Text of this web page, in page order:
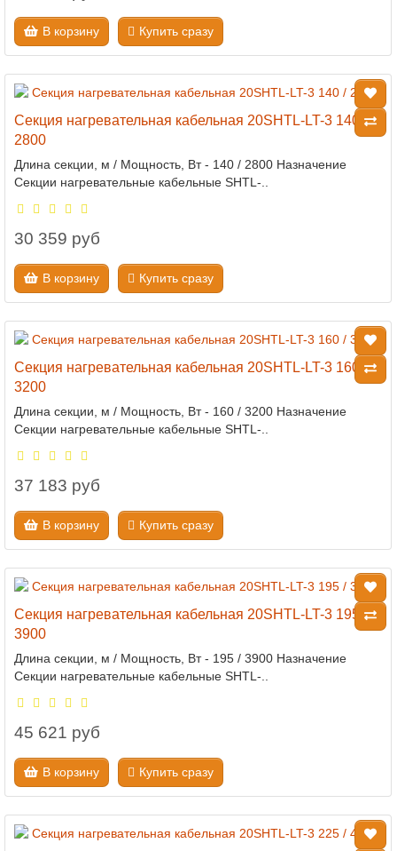
В корзину Купить сразу
Секция нагревательная кабельная 20SHTL-LT-3 140 /
2800
Длина секции, м / Мощность, Вт - 140 / 2800 Назначение
Секции нагревательные кабельные SHTL-..
30 359 руб
В корзину Купить сразу
Секция нагревательная кабельная 20SHTL-LT-3 160 /
3200
Длина секции, м / Мощность, Вт - 160 / 3200 Назначение
Секции нагревательные кабельные SHTL-..
37 183 руб
В корзину Купить сразу
Секция нагревательная кабельная 20SHTL-LT-3 195 /
3900
Длина секции, м / Мощность, Вт - 195 / 3900 Назначение
Секции нагревательные кабельные SHTL-..
45 621 руб
В корзину Купить сразу